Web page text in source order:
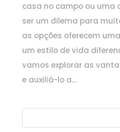
casa no campo ou uma
ser um dilema para
as opções oferecem
um estilo de vida
vamos explorar as
e auxiliá-lo a...